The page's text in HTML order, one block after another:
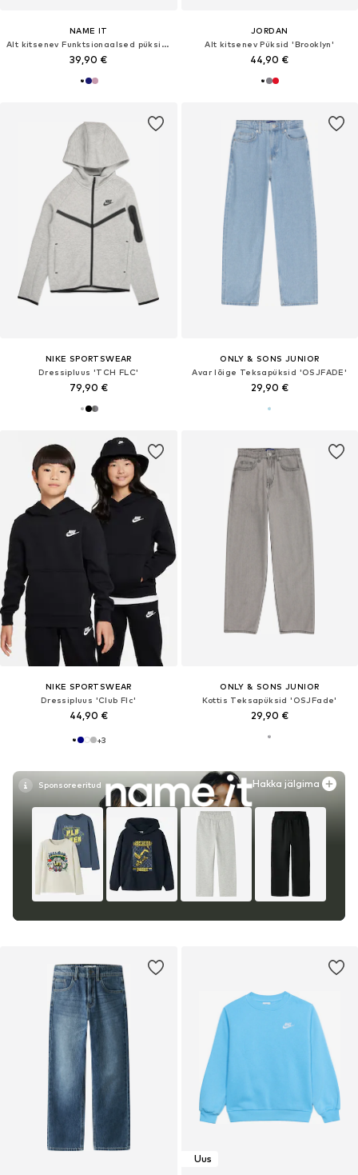
NAME IT
Alt kitsenev Funktsionaalsed püksid 'NKNAlfa'
39,90 €
JORDAN
Alt kitsenev Püksid 'Brooklyn'
44,90 €
NIKE SPORTSWEAR
Dressipluus 'TCH FLC'
79,90 €
ONLY & SONS JUNIOR
Avar lõige Teksapüksid 'OSJFADE'
29,90 €
NIKE SPORTSWEAR
Dressipluus 'Club Flc'
44,90 €
+3
Hakka jälgima
ONLY & SONS JUNIOR
Kottis Teksapüksid 'OSJFade'
29,90 €
Uus